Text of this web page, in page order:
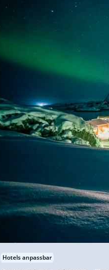
Kleingruppenreisen
Reisen in kleinen Gruppen
Teilnehmern – persönlich,
Alle Gruppenreisen
Eine
Alle
Hotels anpassbar